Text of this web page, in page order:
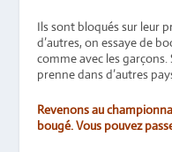
Ils sont bloqués sur leur
d’autres, on essaye de
comme avec les
prenne dans d’autres
Revenons au
bougé. Vous pouvez